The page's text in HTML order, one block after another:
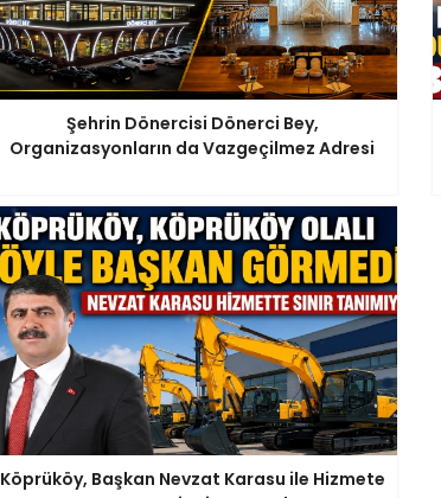
Şehrin Dönercisi Dönerci Bey,
Organizasyonların da Vazgeçilmez Adresi
Köprüköy, Başkan Nevzat Karasu ile Hizmete